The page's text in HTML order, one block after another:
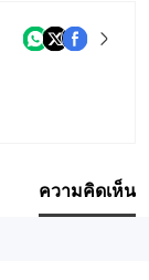
ความคิดเห็น